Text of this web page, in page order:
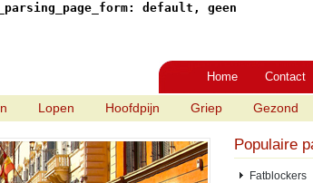
default, geen
Home Contact
Lopen Hoofdpijn Griep Gezond
Populaire
Fatblockers